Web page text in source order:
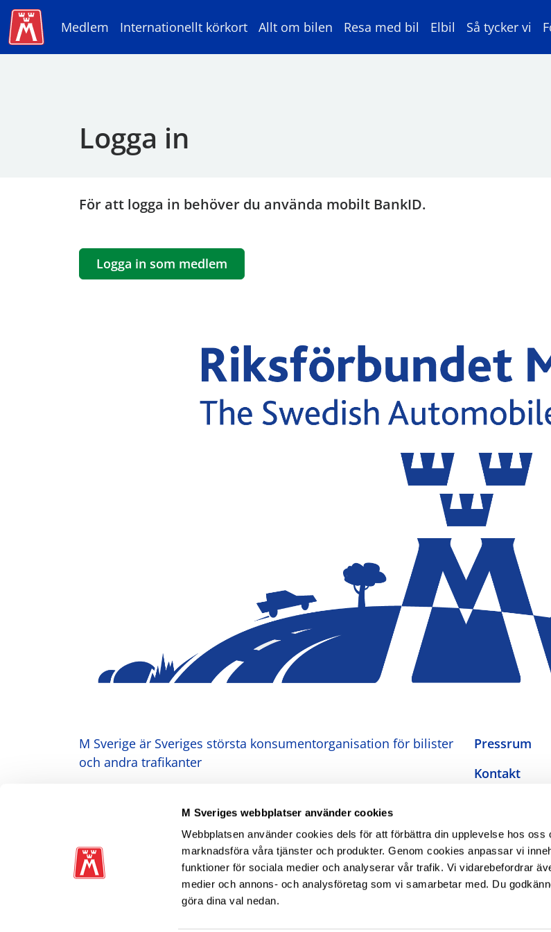
M Sveriges webbplatser använder cookies
Webbplatsen använder cookies dels för att förbättra din upplevelse hos oss
marknadsföra våra tjänster och produkter. Genom cookies anpassar vi
funktioner för sociala medier och analyserar vår trafik. Vi vidarebefordrar
medier och annons- och analysföretag som vi samarbetar med. Du
göra dina val nedan.
Medlem Internationellt körkort Allt om bilen Resa med bil Elbil Så tycker vi
Logga in
För att logga in behöver du använda mobilt BankID.
Logga in som medlem
M Sverige är Sveriges största konsumentorganisation för bilister
och andra trafikanter
Pressrum
Kontakt